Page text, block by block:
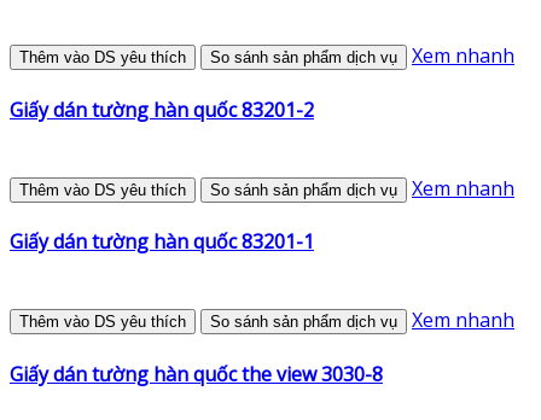
Thêm vào DS yêu thích So sánh sản phẩm dịch vụ Xem nhanh
Giấy dán tường hàn quốc 83201-2
Thêm vào DS yêu thích So sánh sản phẩm dịch vụ Xem nhanh
Giấy dán tường hàn quốc 83201-1
Thêm vào DS yêu thích So sánh sản phẩm dịch vụ Xem nhanh
Giấy dán tường hàn quốc the view 3030-8